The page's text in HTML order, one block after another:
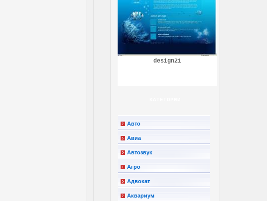
design21
Авто
Авиа
Автозвук
Агро
Адвокат
Аквариум